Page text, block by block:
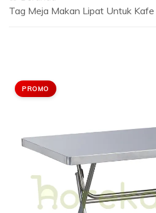
Tag Meja Makan Lipat Untuk
PROMO